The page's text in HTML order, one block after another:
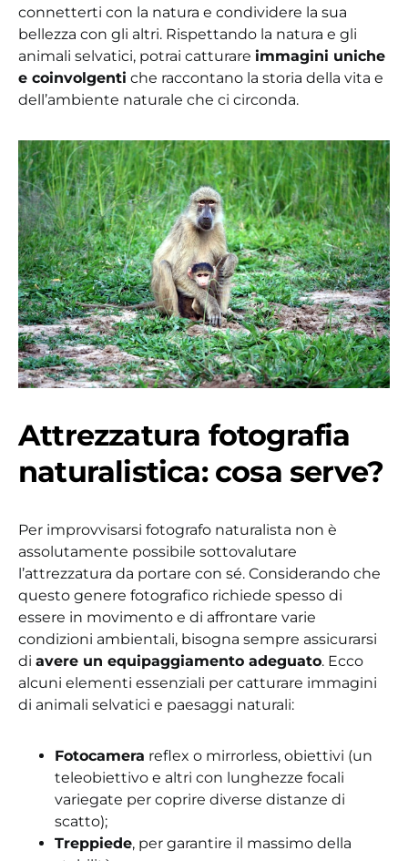
connetterti con la natura e condividere la sua
bellezza con gli altri. Rispettando la natura e gli
animali selvatici, potrai catturare immagini uniche
e coinvolgenti che raccontano la storia della vita e
dell’ambiente naturale che ci circonda.
Attrezzatura fotografia
naturalistica: cosa serve?
Per improvvisarsi fotografo naturalista non è
assolutamente possibile sottovalutare
l’attrezzatura da portare con sé. Considerando che
questo genere fotografico richiede spesso di
essere in movimento e di affrontare varie
condizioni ambientali, bisogna sempre assicurarsi
di avere un equipaggiamento adeguato. Ecco
alcuni elementi essenziali per catturare immagini
di animali selvatici e paesaggi naturali:
Fotocamera reflex o mirrorless, obiettivi (un
teleobiettivo e altri con lunghezze focali
variegate per coprire diverse distanze di
scatto);
Treppiede, per garantire il massimo della